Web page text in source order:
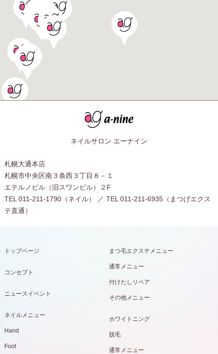
ネイルサロン エーナイン
札幌大通本店
札幌市中央区南３条西３丁目８－１
エテルノビル（旧スワンビル）２F
TEL 011-211-1790（ネイル） ／ TEL 011-211-6935（まつげエクス
テ直通）
トップページ
コンセプト
ニュースイベント
ネイルメニュー
Hand
Foot
まつ毛エクステメニュー
通常メニュー
付けたしリペア
その他メニュー
ホワイトニング
脱毛
通常メニュー